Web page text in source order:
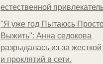
естественной
"Я уже год Пытаюсь
Выжить": Анна седокова
разрыдалась из-за
и проклятий в сети.